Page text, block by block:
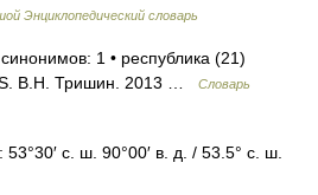
Энциклопедический словарь
1 • республика (21)
В.Н. Тришин. 2013 …
Словарь
с. ш. 90°00′ в. д. / 53.5° с. ш.